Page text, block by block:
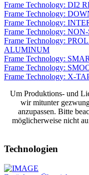
Frame Technology: DI2
Frame Technology:
Frame Technology:
Frame Technology:
Frame Technology:
ALUMINUM
Frame Technology:
Frame Technology:
Frame Technology: X-
Um Produktions- und
wir mitunter
anzupassen. Bitte
möglicherweise nicht
Technologien